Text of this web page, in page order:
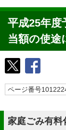
平成25年度
当額の使途
ページ番号
家庭ごみ有料